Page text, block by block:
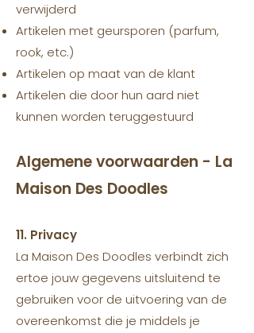
verwijderd
Artikelen met geursporen (parfum,
rook, etc.)
Artikelen op maat van de klant
Artikelen die door hun aard niet
kunnen worden teruggestuurd
Algemene voorwaarden - La
Maison Des Doodles
11. Privacy
La Maison Des Doodles verbindt zich
ertoe jouw gegevens uitsluitend te
gebruiken voor de uitvoering van de
overeenkomst die je middels je